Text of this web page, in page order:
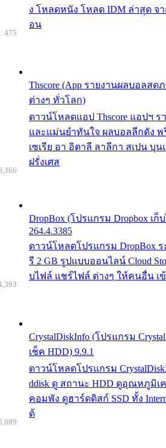
ง โหลดหนัง โหลด IDM ล่าสุด จา
อน
Thscore (App รายงานผลบอลส
ต่างๆ ทั่วโลก)
ดาวน์โหลดแอป Thscore แอปฯ ร
และแม่นยำทันใจ ผลบอลลีกดัง พ
เซเรีย อา อิตาลี ลาลีกา สเปน บุน
ฝรั่งเศส
475
DropBox (โปรแกรม Dropbox เ
264.4.3385
ดาวน์โหลดโปรแกรม DropBox
รี 2 GB รูปแบบออนไลน์ Cloud
บไฟล์ แชร์ไฟล์ ต่างๆ ให้คนอื่น เ
CrystalDiskInfo (โปรแกรม
เช็ค HDD) 9.9.1
ดาวน์โหลดโปรแกรม
ddisk ดู สถานะ HDD ดูอุณหภูมิเ
คอมพัง ดูฮาร์ดดิสก์ SSD ทั้ง
ด้